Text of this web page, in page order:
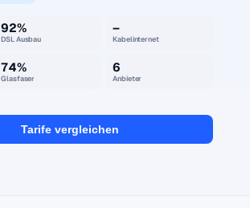
92%
DSL Ausbau
–
Kabelinternet
74%
Glasfaser
6
Anbieter
Tarife vergleichen